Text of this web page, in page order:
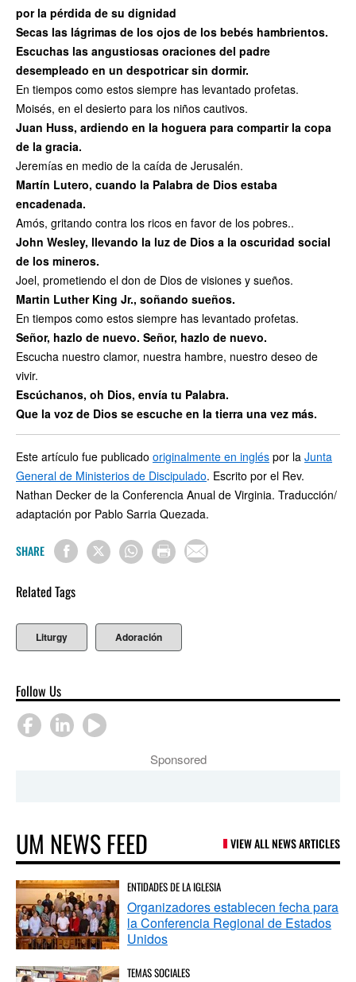
por la pérdida de su dignidad
Secas las lágrimas de los ojos de los bebés hambrientos.
Escuchas las angustiosas oraciones del padre
desempleado en un despotricar sin dormir.
En tiempos como estos siempre has levantado profetas.
Moisés, en el desierto para los niños cautivos.
Juan Huss, ardiendo en la hoguera para compartir la copa
de la gracia.
Jeremías en medio de la caída de Jerusalén.
Martín Lutero, cuando la Palabra de Dios estaba
encadenada.
Amós, gritando contra los ricos en favor de los pobres..
John Wesley, llevando la luz de Dios a la oscuridad social
de los mineros.
Joel, prometiendo el don de Dios de visiones y sueños.
Martin Luther King Jr., soñando sueños.
En tiempos como estos siempre has levantado profetas.
Señor, hazlo de nuevo. Señor, hazlo de nuevo.
Escucha nuestro clamor, nuestra hambre, nuestro deseo de
vivir.
Escúchanos, oh Dios, envía tu Palabra.
Que la voz de Dios se escuche en la tierra una vez más.
Este artículo fue publicado originalmente en inglés por la Junta
General de Ministerios de Discipulado. Escrito por el Rev.
Nathan Decker de la Conferencia Anual de Virginia. Traducción/
adaptación por Pablo Sarria Quezada.
SHARE
Related Tags
Liturgy Adoración
Follow Us
Sponsored
UM NEWS FEED VIEW ALL NEWS ARTICLES
ENTIDADES DE LA IGLESIA
Organizadores establecen fecha para
la Conferencia Regional de Estados
Unidos
TEMAS SOCIALES